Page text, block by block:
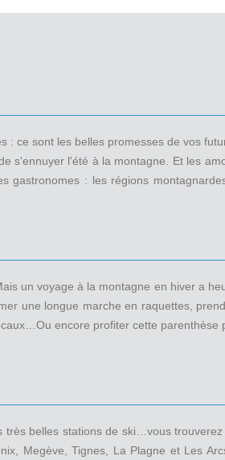
ce sont les belles promesses de vos
s'ennuyer l'été à la montagne. Et les
: les régions
un voyage à la montagne en hiver a
une longue marche en raquettes,
encore profiter cette parenthèse
belles stations de ski…vous
Megève, Tignes, La Plagne et Les